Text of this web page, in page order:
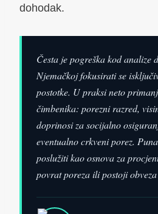
dohodak.
Česta je pogreška kod analize
Njemačkoj fokusirati se
postotke. U praksi neto
čimbenika: porezni razred,
doprinosi za socijalno
eventualno crkveni porez.
poslužiti kao osnova za
povrat poreza ili postoji